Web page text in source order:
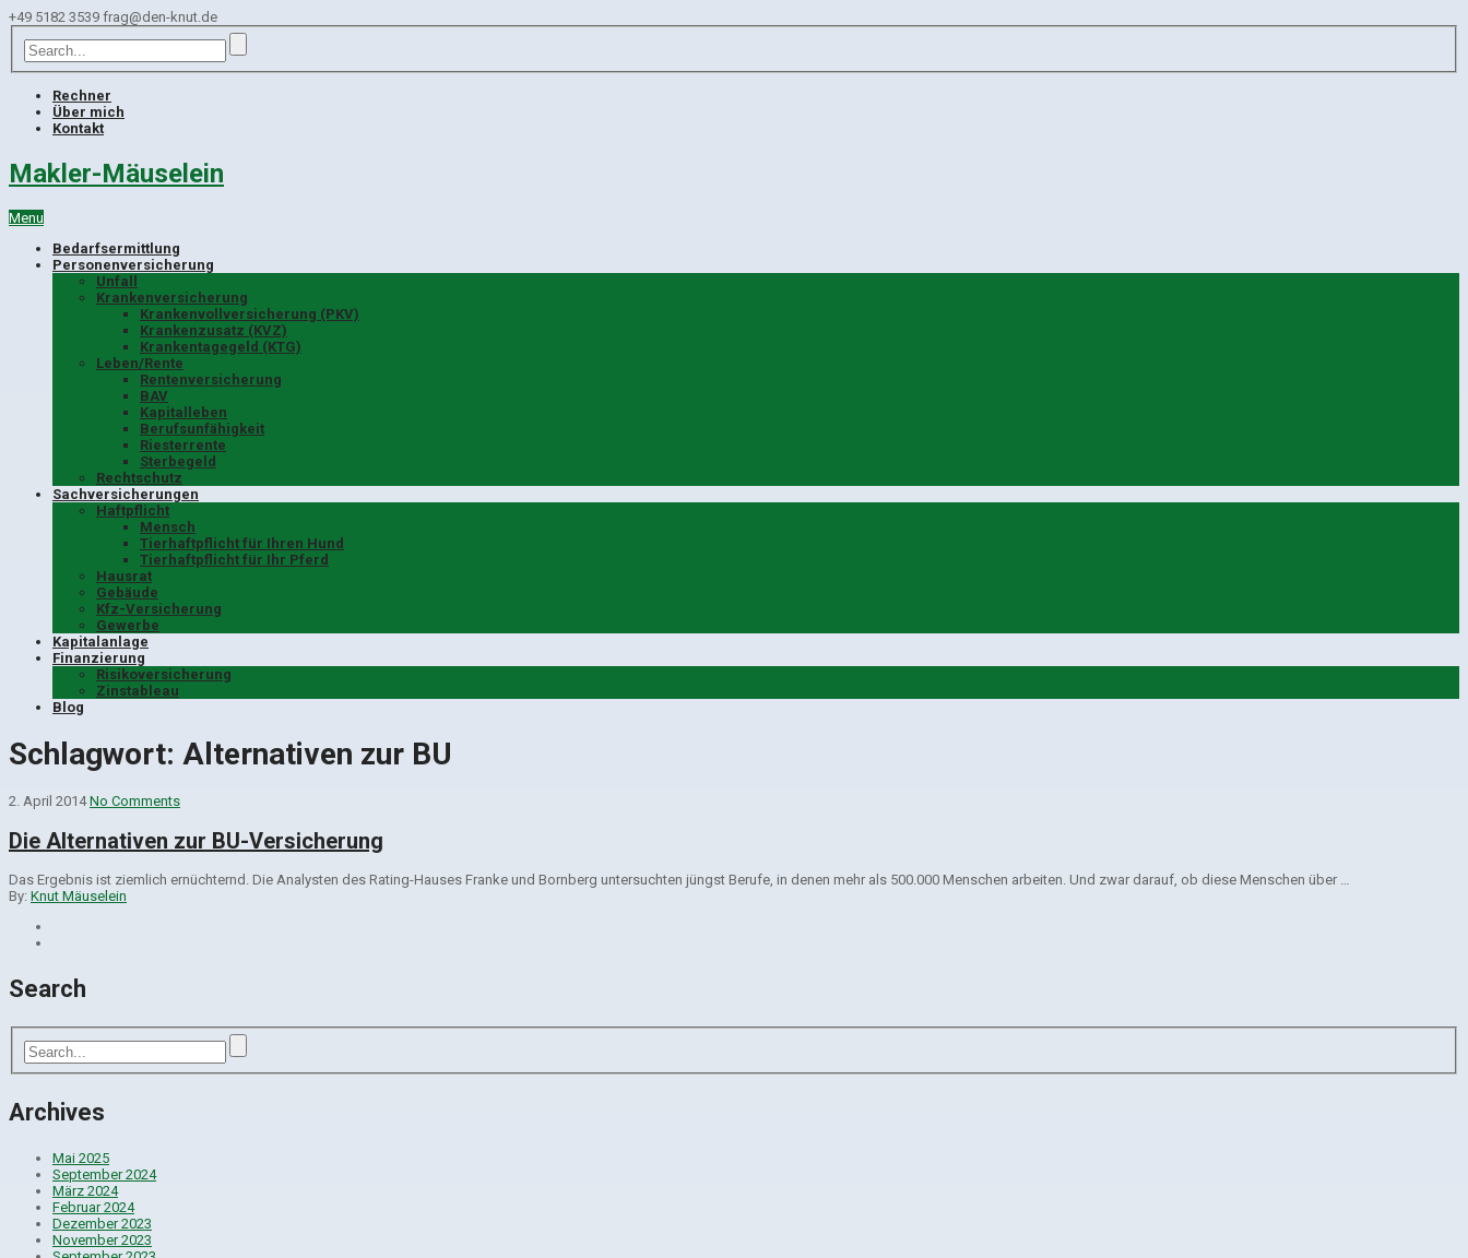
+49 5182 3539 frag@den-knut.de
Rechner
Über mich
Kontakt
Makler-Mäuselein
Menu
Bedarfsermittlung
Personenversicherung
Unfall
Krankenversicherung
Krankenvollversicherung (PKV)
Krankenzusatz (KVZ)
Krankentagegeld (KTG)
Leben/Rente
Rentenversicherung
BAV
Kapitalleben
Berufsunfähigkeit
Riesterrente
Sterbegeld
Rechtschutz
Sachversicherungen
Haftpflicht
Mensch
Tierhaftpflicht für Ihren Hund
Tierhaftpflicht für Ihr Pferd
Hausrat
Gebäude
Kfz-Versicherung
Gewerbe
Kapitalanlage
Finanzierung
Risikoversicherung
Zinstableau
Blog
Schlagwort: Alternativen zur BU
2. April 2014 No Comments
Die Alternativen zur BU-Versicherung
Das Ergebnis ist ziemlich ernüchternd. Die Analysten des Rating-Hauses Franke und Bornberg untersuchten jüngst Berufe, in denen mehr als 500.000 Menschen arbeiten. Und zwar darauf, ob diese Menschen über …
By: Knut Mäuselein
Search
Archives
Mai 2025
September 2024
März 2024
Februar 2024
Dezember 2023
November 2023